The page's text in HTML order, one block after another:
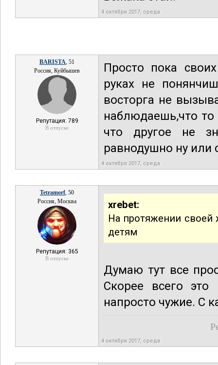
4 октября 2017, среда
BARISTA, 51
Россия, Куйбышев
Репутация: 789
В отпуске
Просто пока
руках не
восторга не
наблюдаешь,что то
что другое не
равнодушно ну или
4 октября 2017, среда
Tetramorf, 50
Россия, Москва
Репутация: 365
В отпуске
xrebet:
На протяжении
детям
Думаю тут все
Скорее всего это
напросто чужие. С
4 октября 2017, среда